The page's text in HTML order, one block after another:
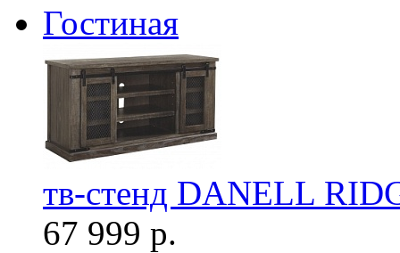
Гостиная
тв-стенд DANELL
67 999 р.